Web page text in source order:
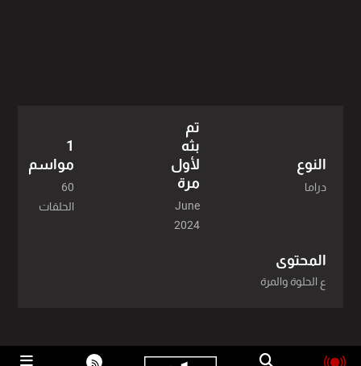
النوع
دراما
تم
بثه
لأول
مرة
June
2024
1
مواسم
60
الحلقات
المحتوى
ع الحلوة والمرة